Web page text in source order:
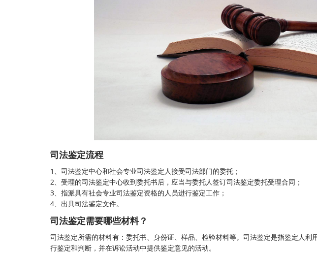
司法鉴定流程
1、司法鉴定中心和社会专业司法鉴定人接受司法部门的委托；
2、受理的司法鉴定中心收到委托书后，应当与委托人签订司法鉴定委托受理合同；
3、指派具有社会专业司法鉴定资格的人员进行鉴定工作；
4、出具司法鉴定文件。
司法鉴定需要哪些材料？
司法鉴定所需的材料有：委托书、身份证、样品、检验材料等。司法鉴定是指鉴定人
行鉴定和判断，并在诉讼活动中提供鉴定意见的活动。